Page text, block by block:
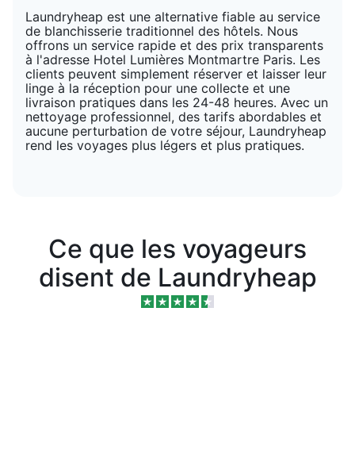
Laundryheap est une alternative fiable au service
de blanchisserie traditionnel des hôtels. Nous
offrons un service rapide et des prix transparents
à l'adresse Hotel Lumières Montmartre Paris. Les
clients peuvent simplement réserver et laisser leur
linge à la réception pour une collecte et une
livraison pratiques dans les 24-48 heures. Avec un
nettoyage professionnel, des tarifs abordables et
aucune perturbation de votre séjour, Laundryheap
rend les voyages plus légers et plus pratiques.
Ce que les voyageurs
disent de Laundryheap